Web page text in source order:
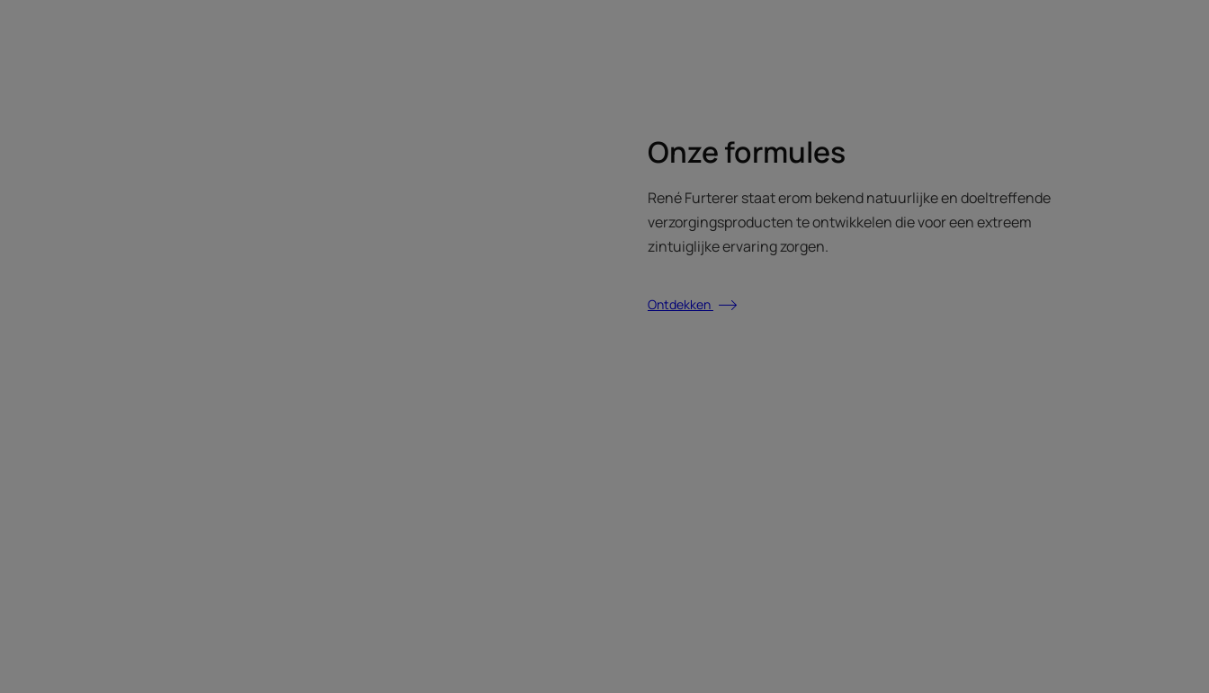
Onze formules
René Furterer staat erom bekend natuurlijke en doeltreffende
verzorgingsproducten te ontwikkelen die voor een extreem
zintuiglijke ervaring zorgen.
Ontdekken